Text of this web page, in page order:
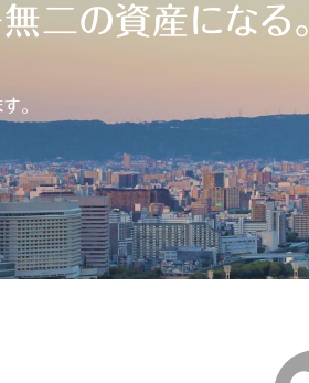
二の資産になる。
。